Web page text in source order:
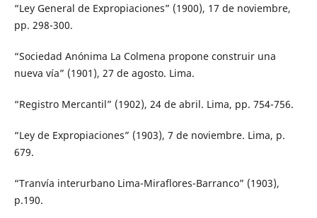
“Ley General de Expropiaciones” (1900), 17 de noviembre,
pp. 298-300.
“Sociedad Anónima La Colmena propone construir una
nueva vía” (1901), 27 de agosto. Lima.
“Registro Mercantil” (1902), 24 de abril. Lima, pp. 754-756.
“Ley de Expropiaciones” (1903), 7 de noviembre. Lima, p.
679.
“Tranvía interurbano Lima-Miraflores-Barranco” (1903),
p.190.